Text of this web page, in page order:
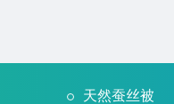
天然蚕丝被